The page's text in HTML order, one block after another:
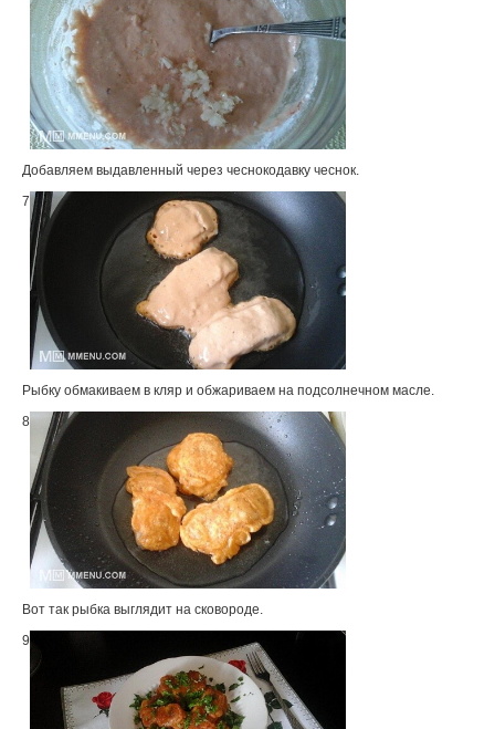
Добавляем выдавленный через чеснокодавку чеснок.
7
Рыбку обмакиваем в кляр и обжариваем на подсолнечном масле.
8
Вот так рыбка выглядит на сковороде.
9